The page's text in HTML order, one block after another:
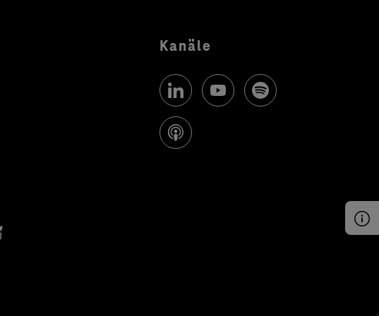
Kanäle